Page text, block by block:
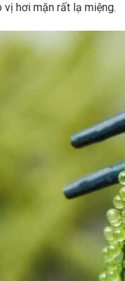
vị hơi mặn rất lạ miệng.